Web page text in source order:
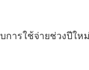
การใช้จ่ายช่วงปีให